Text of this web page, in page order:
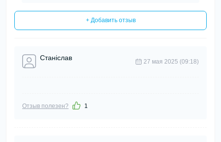
+ Добавить отзыв
Станіслав 27 мая 2025 (09:18)
Отзыв полезен? 1